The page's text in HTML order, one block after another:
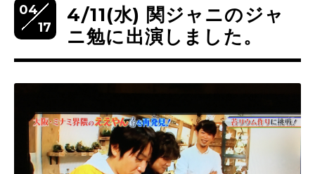
04
17
4/11(水) 関ジャニのジャ
ニ勉に出演しました。